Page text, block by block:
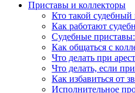
Приставы и коллекторы
Кто такой судебный
Как работают
Судебные приставы:
Как общаться с
Что делать при
Что делать, если
Как избавиться от
Исполнительное